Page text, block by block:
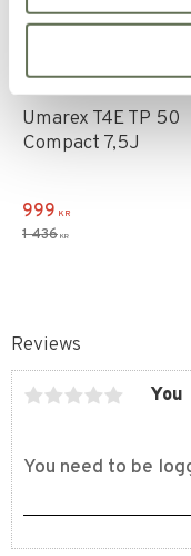
Reviews
You
Add to favorites
Umarex T4E TP 50
Compact 7,5J
999 KR
1 436 KR